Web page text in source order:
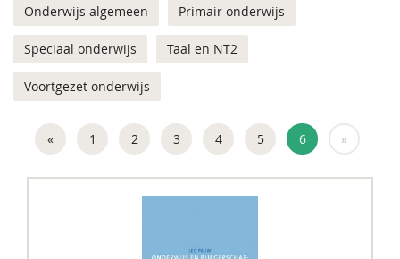
Onderwijs algemeen Primair onderwijs
Speciaal onderwijs Taal en NT2
Voortgezet onderwijs
« 1 2 3 4 5 6 »